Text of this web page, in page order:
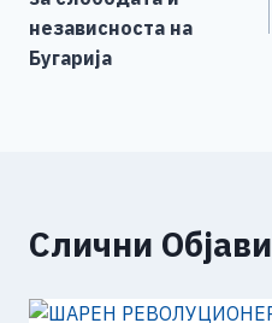
независноста на
Бугарија
Слични Објави